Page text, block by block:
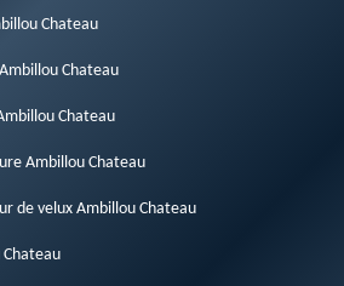
Chateau
Chateau
Chateau
Ambillou Chateau
de velux Ambillou Chateau